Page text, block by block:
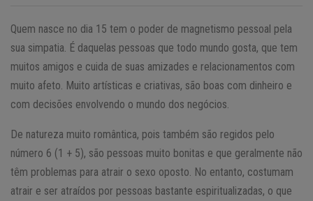
Quem nasce no dia 15 tem o poder de magnetismo pessoal pela
sua simpatia. É daquelas pessoas que todo mundo gosta, que tem
muitos amigos e cuida de suas amizades e relacionamentos com
muito afeto. Muito artísticas e criativas, são boas com dinheiro e
com decisões envolvendo o mundo dos negócios.
De natureza muito romântica, pois também são regidos pelo
número 6 (1 + 5), são pessoas muito bonitas e que geralmente não
têm problemas para atrair o sexo oposto. No entanto, costumam
atrair e ser atraídos por pessoas bastante espiritualizadas, o que